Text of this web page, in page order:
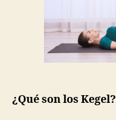
¿Qué son los Kegel?